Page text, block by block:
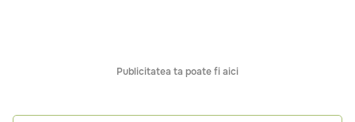
Publicitatea ta poate fi aici